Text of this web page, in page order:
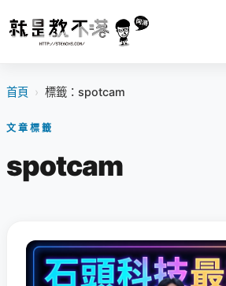
首頁 › 標籤：spotcam
文章標籤
spotcam